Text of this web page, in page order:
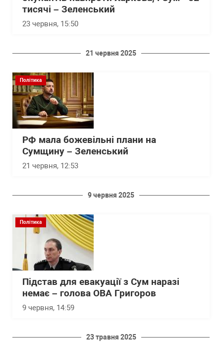
тисячі – Зеленський
23 червня, 15:50
21 червня 2025
Політика
РФ мала божевільні плани на
Сумщину – Зеленський
21 червня, 12:53
9 червня 2025
Політика
Підстав для евакуації з Сум наразі
немає – голова ОВА Григоров
9 червня, 14:59
23 травня 2025